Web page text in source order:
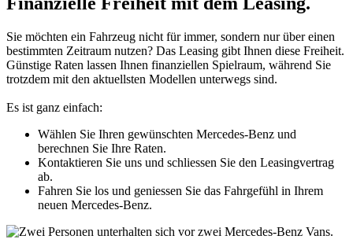
Sie möchten ein Fahrzeug nicht für immer, sondern nur über einen
bestimmten Zeitraum nutzen? Das Leasing gibt Ihnen diese Freiheit.
Günstige Raten lassen Ihnen finanziellen Spielraum, während Sie
trotzdem mit den aktuellsten Modellen unterwegs sind.
Es ist ganz einfach:
Wählen Sie Ihren gewünschten Mercedes-Benz und
berechnen Sie Ihre Raten.
Kontaktieren Sie uns und schliessen Sie den Leasingvertrag
ab.
Fahren Sie los und geniessen Sie das Fahrgefühl in Ihrem
neuen Mercedes-Benz.